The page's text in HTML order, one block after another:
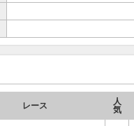
レース
人
気